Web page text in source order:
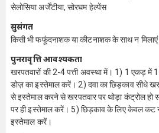
सेलोसिया अर्जेंटीया, सोरघम हेल्पेंस
सुसंगत
किसी भी फफूंदनाशक या कीटनाशक के साथ न
पुनरावृत्ति आवश्यकता
खरपतवारों की 2-4 पत्ती अवस्था में। 1) 1 एकड़ में
डोज़ का इस्तेमाल करें। 2) दवा का छिड़काव सीधे
से इस्तेमाल करने से खरपतवार पर थोड़ा कंट्रोल हो
पर ही इस्तेमाल करें। 5) छिड़काव के लिए केवल कट
इस्तेमाल करें।